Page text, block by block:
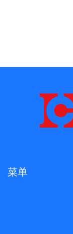
菜单